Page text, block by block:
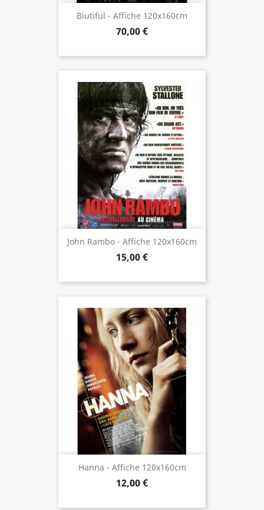
Biutiful - Affiche 120x160cm
70,00 €
John Rambo - Affiche 120x160cm
15,00 €
Hanna - Affiche 120x160cm
12,00 €